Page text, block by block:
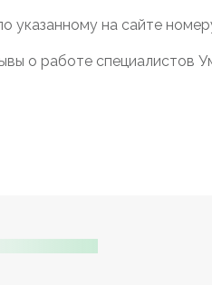
указанному на сайте
о работе специалистов